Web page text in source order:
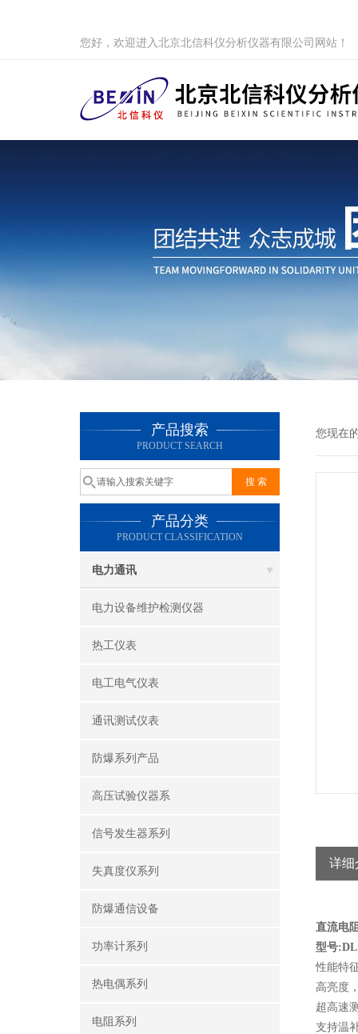
您好，欢迎进入北京北信科仪分析仪器有限公司网站！
产品搜索
PRODUCT SEARCH
产品分类
PRODUCT CLASSIFICATION
电力通讯
电力设备维护检测仪器
热工仪表
电工电气仪表
通讯测试仪表
防爆系列产品
高压试验仪器系
信号发生器系列
失真度仪系列
防爆通信设备
功率计系列
热电偶系列
电阻系列
您现在
详细
直流电
型号
性能特
高亮度
超高速
支持温